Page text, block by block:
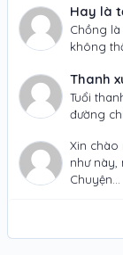
Hay là
Chồng
không
Thanh
Tuổi
đường
Xin chào
như này,
Chuyện…